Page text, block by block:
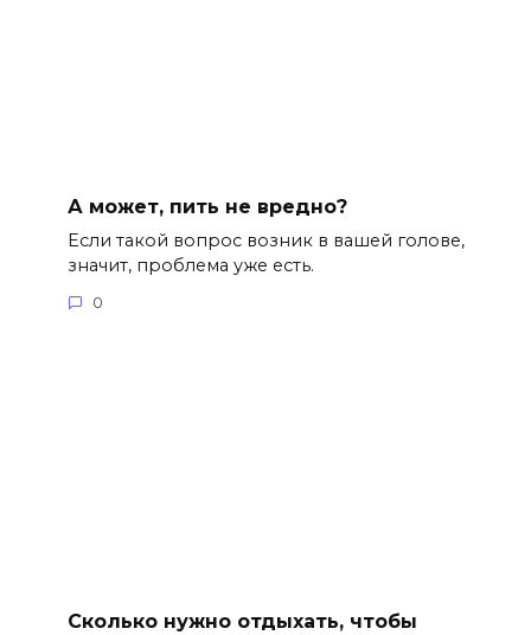
А может, пить не вредно?
Если такой вопрос возник в вашей голове,
значит, проблема уже есть.
0
Сколько нужно отдыхать, чтобы